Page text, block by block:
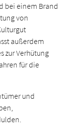
bei einem Brand
von
außerdem
zur Verhütung
für die
und